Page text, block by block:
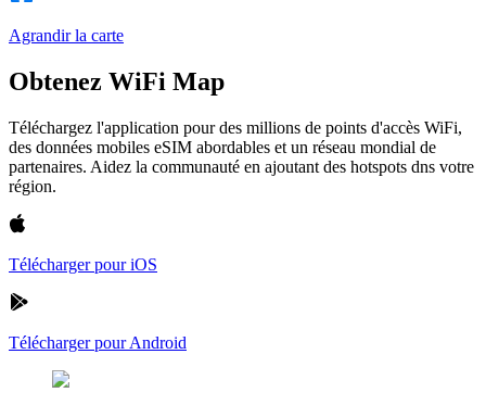
Agrandir la carte
Obtenez WiFi Map
Téléchargez l'application pour des millions de points d'accès WiFi,
des données mobiles eSIM abordables et un réseau mondial de
partenaires. Aidez la communauté en ajoutant des hotspots dns votre
région.
Télécharger pour iOS
Télécharger pour Android